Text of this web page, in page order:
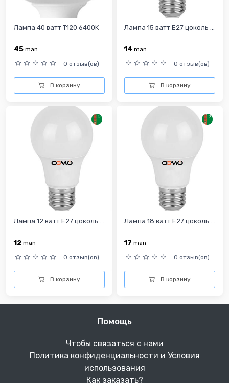
Лампа 40 ватт T120 6400K
45 man
0 отзыв(ов)
В корзину
Лампа 15 ватт E27 цоколь ...
14 man
0 отзыв(ов)
В корзину
Лампа 12 ватт E27 цоколь ...
12 man
0 отзыв(ов)
В корзину
Лампа 18 ватт E27 цоколь ...
17 man
0 отзыв(ов)
В корзину
Помощь
Чтобы связаться с нами
Политика конфиденциальности и Условия
использования
Как заказать?